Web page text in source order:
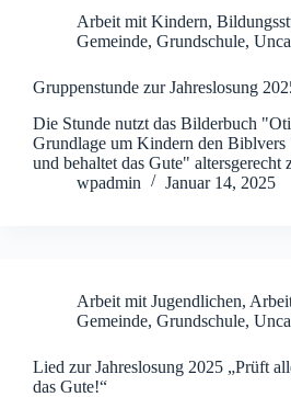
Arbeit mit Kindern,
Gemeinde, Grundschule,
Gruppenstunde zur Jahreslosung
Die Stunde nutzt das Bilderbuch
Grundlage um Kindern den Biblvers
und behaltet das Gute" altersgerecht
wpadmin
Januar 14, 2025
Arbeit mit Jugendlichen,
Gemeinde, Grundschule,
Lied zur Jahreslosung 2025 „Prüft
das Gute!“